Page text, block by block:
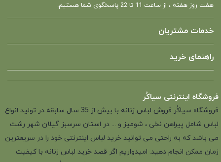
هفت روز هفته ، از ساعت 11 تا 22 پاسخگوی شما هستیم.
خدمات مشتریان
راهنمای خرید
فروشگاه اینترنتی سیاکُر
فروشگاه سیاکُر فروش لباس زنانه با بیش از 35 سال سابقه در تولید انواع
لباس شامل پیراهن نخی ، شومیز و ... در استان سرسبز گیلان شهر رشت
می باشد که به راحتی می توانید خرید لباس اینترنتی خود را در سریعترین
زمان ممکن انجام دهید. امیدواریم اگر قصد خرید لباس زنانه با کیفیت